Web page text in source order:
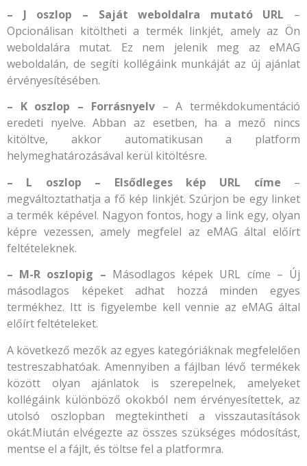
– J oszlop – Saját weboldalra mutató URL –
Opcionálisan kitöltheti a termék linkjét, amely az Ön
weboldalára mutat. Ez nem jelenik meg az eMAG
weboldalán, de segíti kollégáink munkáját az új ajánlat
érvényesítésében.
– K oszlop – Forrásnyelv– A termékdokumentáció
eredeti nyelve. Abban az esetben, ha a mező nincs
kitöltve, akkor automatikusan a platform
helymeghatározásával kerül kitöltésre.
– L oszlop – Elsődleges kép URL címe –
megváltoztathatja a fő kép linkjét. Szúrjon be egy linket
a termék képével. Nagyon fontos, hogy a link egy, olyan
képre vezessen, amely megfelel az eMAG által előírt
feltételeknek.
– M-R oszlopig – Másodlagos képek URL címe – Új
másodlagos képeket adhat hozzá minden egyes
termékhez. Itt is figyelembe kell vennie az eMAG által
előírt feltételeket.
A következő mezők az egyes kategóriáknak megfelelően
testreszabhatóak. Amennyiben a fájlban lévő termékek
között olyan ajánlatok is szerepelnek, amelyeket
kollégáink különböző okokból nem érvényesítettek, az
utolsó oszlopban megtekintheti a visszautasítások
okát.Miután elvégezte az összes szükséges módosítást,
mentse el a fájlt, és töltse fel a platformra.